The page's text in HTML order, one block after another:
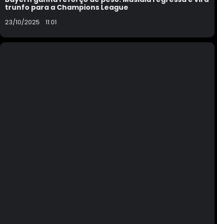
trunfo para a Champions League
23/10/2025 11:01